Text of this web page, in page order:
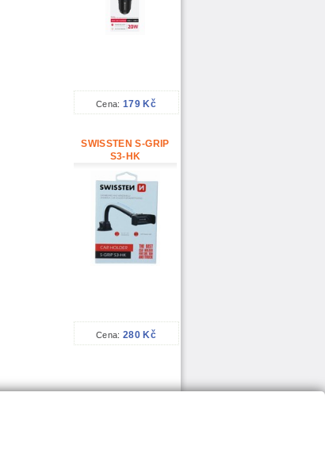
Cena: 179 Kč
SWISSTEN S-GRIP
S3-HK
Cena: 280 Kč